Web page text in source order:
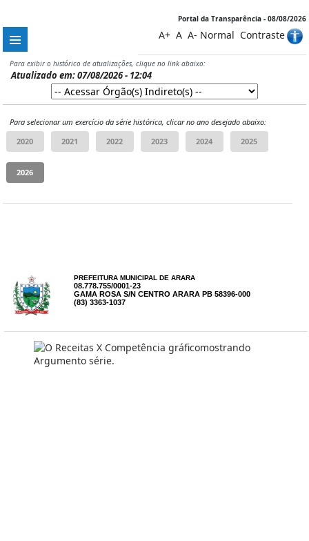
Portal da Transparência - 08/08/2026
A+ A A- Normal Contraste
Para exibir o histórico de atualizações, clique no link abaixo:
Atualizado em: 07/08/2026 - 12:04
Para selecionar um exercício da série histórica, clicar no ano desejado abaixo:
PREFEITURA MUNICIPAL DE ARARA
08.778.755/0001-23
GAMA ROSA S/N CENTRO ARARA PB 58396-000
(83) 3363-1037